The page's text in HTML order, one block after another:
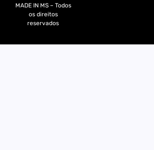
MADE IN MS – Todos
os direitos
reservados